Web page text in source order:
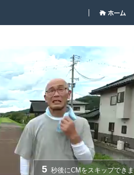
5 秒後にCMをスキップできま